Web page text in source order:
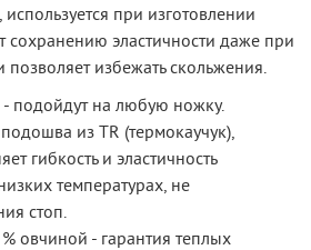
используется при изготовлении
сохранению эластичности даже при
позволяет избежать скольжения.
подойдут на любую ножку.
из TR (термокаучук),
гибкость и эластичность
температурах, не
стоп.
овчиной - гарантия теплых